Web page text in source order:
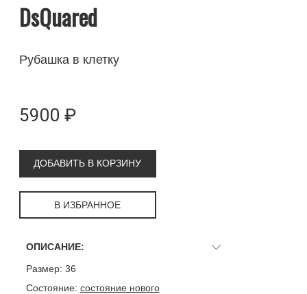
DsQuared
Рубашка в клетку
5900 ₽
ДОБАВИТЬ В КОРЗИНУ
В ИЗБРАННОЕ
ОПИСАНИЕ:
Размер: 36
Состояние: состояние нового